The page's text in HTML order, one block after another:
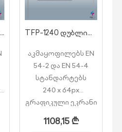
TFP-1211 1 ლუპიანი სამისამართო სახანძრო პანელი 240 მისამართზე/ლუპი 2,5კმ-მდე მაქს. TFP-1240 დუბლირებული სახანძრო პანელი
აკმაყოფილებს EN
54-2 და EN 54-4
სტანდარტებს
240 x 64px
გრაფიკული ეკრანი
ინდიკატორები
1108,15₾